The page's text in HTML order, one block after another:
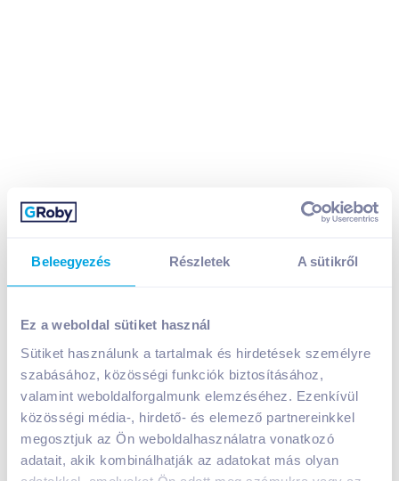
Beleegyezés Részletek A sütikről
Ez a weboldal sütiket használ
Sütiket használunk a tartalmak és hirdetések személyre
szabásához, közösségi funkciók biztosításához,
valamint weboldalforgalmunk elemzéséhez. Ezenkívül
közösségi média-, hirdető- és elemező partnereinkkel
megosztjuk az Ön weboldalhasználatra vonatkozó
adatait, akik kombinálhatják az adatokat más olyan
Pedigree DentaStix jutalomfalat 5-10 kg kutyáknak 3
479Ft /
Nettó eladási ár: 377Ft / db(27% áfa)
KosárbaKosárba
1 karton = 18 db